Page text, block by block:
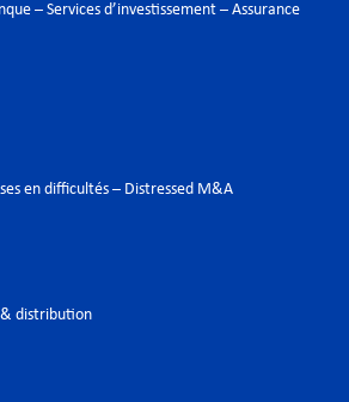
– Services d’investissement – Assurance
en difficultés – Distressed M&A
distribution